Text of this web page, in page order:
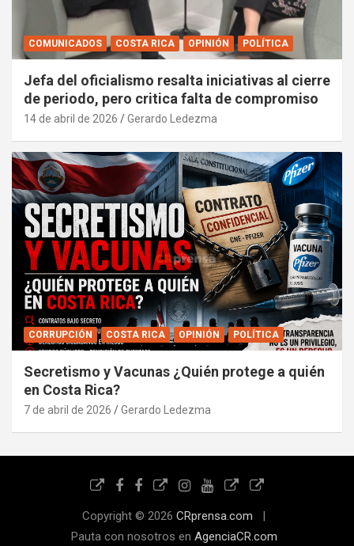
COMUNICADOS COSTA RICA OPINIÓN POLÍTICA
Jefa del oficialismo resalta iniciativas al cierre
de periodo, pero critica falta de compromiso
14 de abril de 2026 Gerardo Ledezma
CORRUPCIÓN COSTA RICA OPINIÓN POLÍTICA
Secretismo y Vacunas ¿Quién protege a quién
en Costa Rica?
7 de abril de 2026 Gerardo Ledezma
Copyright © 2026 CRprensa.com
Pauta con nosotros en AgenciaCR.com